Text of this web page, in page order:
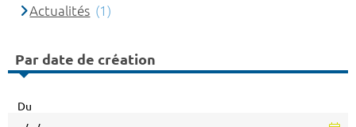
Actualités (1)
Par date de création
Du